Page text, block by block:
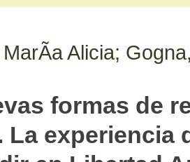
Alicia;
formas de
La experiencia